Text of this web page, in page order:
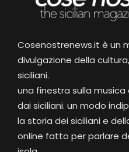
Cosenostrenews.it è un
divulgazione della
siciliani.
una finestra sulla
dai siciliani. un modo
la storia dei siciliani e
online fatto per parlare